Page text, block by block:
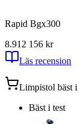
Rapid Bgx300
8.91 2 156 kr
Läs recension
Limpistol bäst i
Bäst i test